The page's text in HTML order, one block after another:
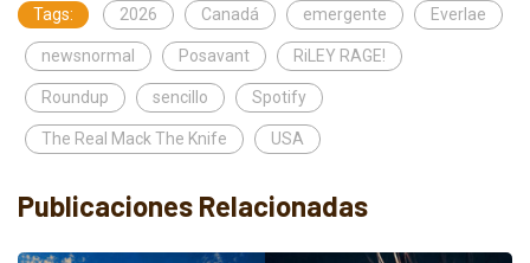
Tags: 2026 Canadá emergente Everlae
newsnormal Posavant RiLEY RAGE!
Roundup sencillo Spotify
The Real Mack The Knife USA
Publicaciones Relacionadas